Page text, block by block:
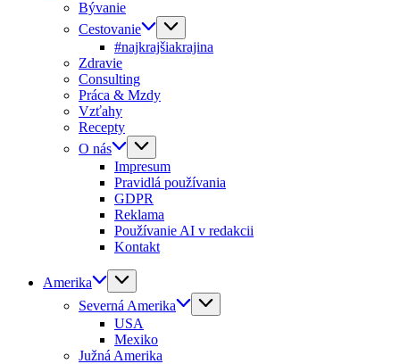
Bývanie
Cestovanie
#najkrajšiakrajina
Zdravie
Consulting
Práca & Mzdy
Vzťahy
Recepty
O nás
Impresum
Pravidlá používania
GDPR
Reklama
Používanie AI v redakcii
Kontakt
Amerika
Severná Amerika
USA
Mexiko
Južná Amerika